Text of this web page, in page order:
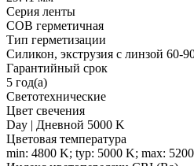
Серия ленты
COB герметичная
Тип герметизации
Силикон, экструзия с линзой 60-
Гарантийный срок
5 год(а)
Светотехнические
Цвет свечения
Day | Дневной 5000 K
Цветовая температура
min: 4800 K; typ: 5000 K; max: